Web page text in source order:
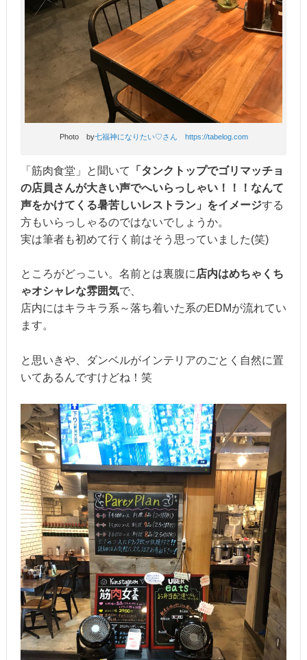
Photo by七福神になりたい♡さん https://tabelog.com
「筋肉食堂」と聞いて
「タンクトップでゴリマッチョ
の店員さんが大きい声でへいらっしゃい！！！なんて
声をかけてくる暑苦しいレストラン」をイメージする
方もいらっしゃるのではないでしょうか。
実は筆者も初めて行く前はそう思っていました(笑)
ところがどっこい。名前とは裏腹に 店内はめちゃくち
ゃオシャレな雰囲気で、
店内にはキラキラ系～落ち着いた系のEDMが流れてい
ます。
と思いきや、ダンベルがインテリアのごとく自然に置
いてあるんですけどね！笑